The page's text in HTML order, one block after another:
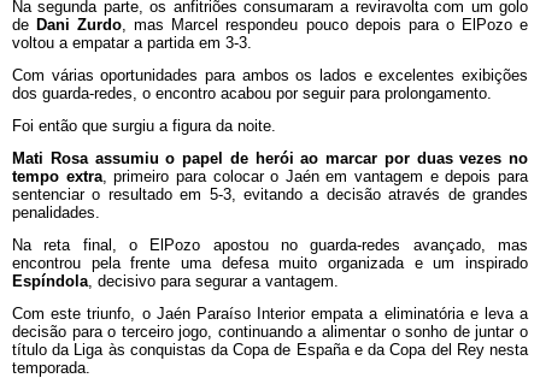
Na segunda parte, os anfitriões consumaram a reviravolta com um golo
de Dani Zurdo , mas Marcel respondeu pouco depois para o ElPozo e
voltou a empatar a partida em 3-3.
Com várias oportunidades para ambos os lados e excelentes exibições
dos guarda-redes, o encontro acabou por seguir para prolongamento.
Foi então que surgiu a figura da noite.
Mati Rosa assumiu o papel de herói ao marcar por duas vezes no
tempo extra, primeiro para colocar o Jaén em vantagem e depois para
sentenciar o resultado em 5-3, evitando a decisão através de grandes
penalidades.
Na reta final, o ElPozo apostou no guarda-redes avançado, mas
encontrou pela frente uma defesa muito organizada e um inspirado
Espíndola , decisivo para segurar a vantagem.
Com este triunfo, o Jaén Paraíso Interior empata a eliminatória e leva a
decisão para o terceiro jogo, continuando a alimentar o sonho de juntar o
título da Liga às conquistas da Copa de España e da Copa del Rey nesta
temporada.